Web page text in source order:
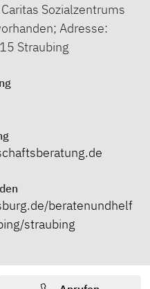
Sozialzentrums
Adresse:
Straubing
beratenundhelf
straubing